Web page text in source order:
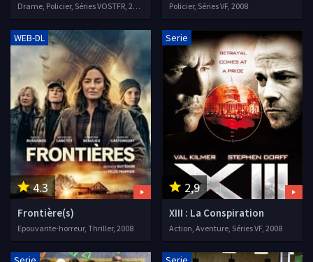
Drame, Policier, Séries VOSTFR, 2008 Policier, Séries VF, 2008
4.3
WEB-DL
Frontière(s)
Epouvante-horreur, Thriller, 2008
2,9
Serie
XIII : La Conspiration
Action, Aventure, Séries VF, 2008